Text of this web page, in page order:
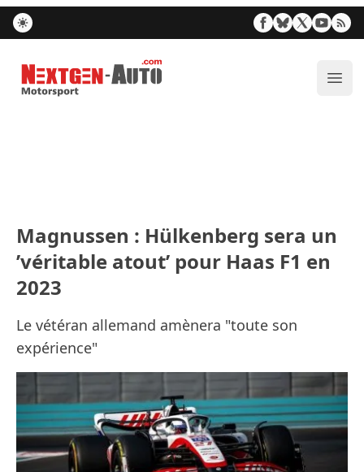
Nextgen-Auto.com
Magnussen : Hülkenberg sera un
’véritable atout’ pour Haas F1 en
2023
Le vétéran allemand amènera "toute son
expérience"